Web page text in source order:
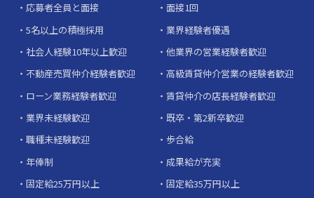
応募者全員と面接
面接1回
5名以上の積極採用
業界経験者優遇
社会人経験10年以上歓迎
他業界の営業経験者歓迎
不動産売買仲介経験者歓迎
高級賃貸仲介営業の経験者歓迎
ローン業務経験者歓迎
賃貸仲介の店長経験者歓迎
業界未経験歓迎
既卒・第2新卒歓迎
職種未経験歓迎
歩合給
年俸制
成果給が充実
固定給25万円以上
固定給35万円以上